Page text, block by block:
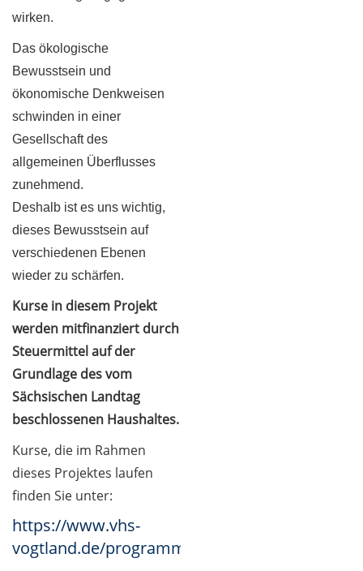
wirken.
Das ökologische
Bewusstsein und
ökonomische Denkweisen
schwinden in einer
Gesellschaft des
allgemeinen Überflusses
zunehmend.
Deshalb ist es uns wichtig,
dieses Bewusstsein auf
verschiedenen Ebenen
wieder zu schärfen.
Kurse in diesem Projekt
werden mitfinanziert durch
Steuermittel auf der
Grundlage des vom
Sächsischen Landtag
beschlossenen Haushaltes.
Kurse, die im Rahmen
dieses Projektes laufen
finden Sie unter:
https://www.vhs-
vogtland.de/programm/grundbildung/#inhalt